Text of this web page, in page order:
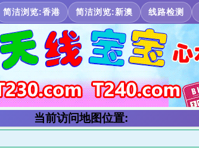
简洁浏览:香港 简洁浏览:新澳 线路检测
当前访问地图位置: